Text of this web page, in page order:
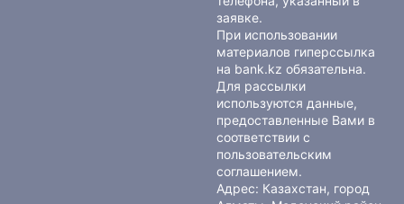
заявке.
При использовании
материалов гиперссылка
на bank.kz обязательна.
Для рассылки
используются данные,
предоставленные Вами в
соответствии с
пользовательским
соглашением.
Адрес: Казахстан, город